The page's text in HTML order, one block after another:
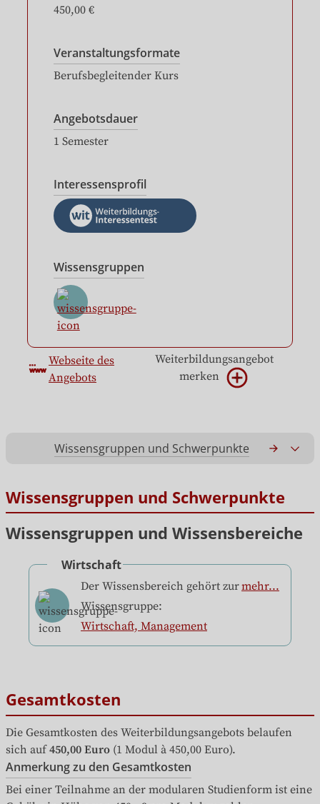
450,00 €
Veranstaltungsformate
Berufsbegleitender Kurs
Angebotsdauer
1 Semester
Interessensprofil
Wissensgruppen
Webseite des
Angebots
Weiterbildungsangebot
merken
Wissensgruppen und Schwerpunkte
Wissensgruppen und Schwerpunkte
Wissensgruppen und Wissensbereiche
Wirtschaft
Der Wissensbereich gehört
zur Wissensgruppe:
Wirtschaft, Management
mehr...
Gesamtkosten
Die Gesamtkosten des Weiterbildungsangebots belaufen
sich auf 450,00 Euro (1 Modul à 450,00 Euro).
Anmerkung zu den Gesamtkosten
Bei einer Teilnahme an der modularen Studienform ist eine
Gebühr in Höhe von 450,- € pro Modul zu zahlen.